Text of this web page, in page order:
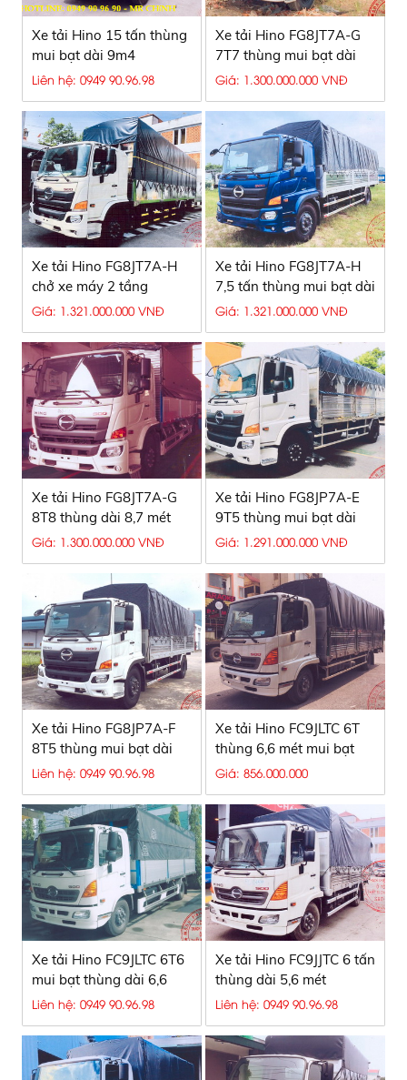
Xe tải Hino 15 tấn thùng
mui bạt dài 9m4
Liên hệ: 0949 90.96.98
Xe tải Hino FG8JT7A-G
7T7 thùng mui bạt dài
8,7 mét
Giá: 1.300.000.000 VNĐ
Xe tải Hino FG8JT7A-H
chở xe máy 2 tầng
Giá: 1.321.000.000 VNĐ
Xe tải Hino FG8JT7A-H
7,5 tấn thùng mui bạt dài
8,7 mét
Giá: 1.321.000.000 VNĐ
Xe tải Hino FG8JT7A-G
8T8 thùng dài 8,7 mét
Giá: 1.300.000.000 VNĐ
Xe tải Hino FG8JP7A-E
9T5 thùng mui bạt dài
6,8 mét
Giá: 1.291.000.000 VNĐ
Xe tải Hino FG8JP7A-F
8T5 thùng mui bạt dài
7,3 mét
Liên hệ: 0949 90.96.98
Xe tải Hino FC9JLTC 6T
thùng 6,6 mét mui bạt
bửng nâng
Giá: 856.000.000
Xe tải Hino FC9JLTC 6T6
mui bạt thùng dài 6,6
mét
Liên hệ: 0949 90.96.98
Xe tải Hino FC9JJTC 6 tấn
thùng dài 5,6 mét
Liên hệ: 0949 90.96.98